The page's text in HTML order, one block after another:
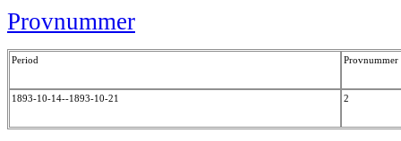
Provnummer
Period Provnummer
1893-10-14--1893-10-21 2